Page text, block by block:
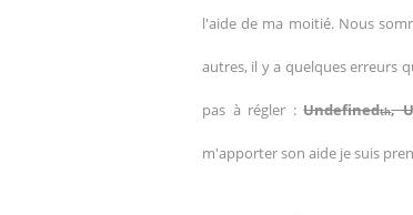
l'aide de ma moitié. Nous
autres, il y a quelques erreurs
pas à régler :Undefinedth,
m'apporter son aide je suis